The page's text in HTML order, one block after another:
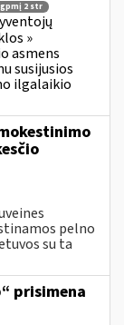
gpmį 2 str
»
asmens
susijusios
ilgalaikio
pelno
su ta
prisimena